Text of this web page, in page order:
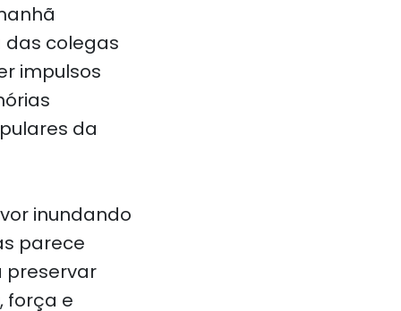
das colegas
impulsos
da
inundando
parece
preservar
força e